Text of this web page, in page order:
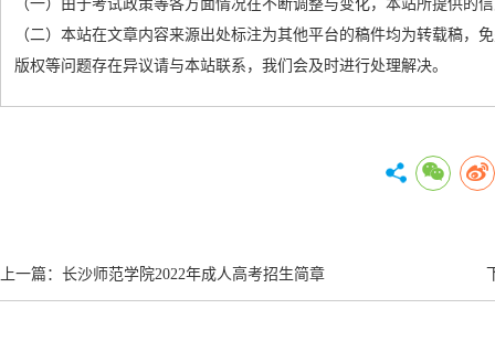
（一）由于考试政策等各方面情况在不断调整与变化，本站所提供的
（二）本站在文章内容来源出处标注为其他平台的稿件均为转载稿
版权等问题存在异议请与本站联系，我们会及时进行处理解决。
上一篇： 长沙师范学院2022年成人高考招生简章